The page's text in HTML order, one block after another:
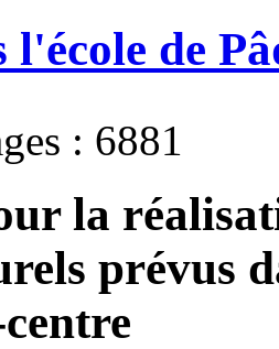
l'école de
: 6881
la
prévus